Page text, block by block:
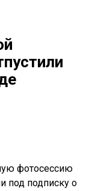
фотосессию
под подписку о